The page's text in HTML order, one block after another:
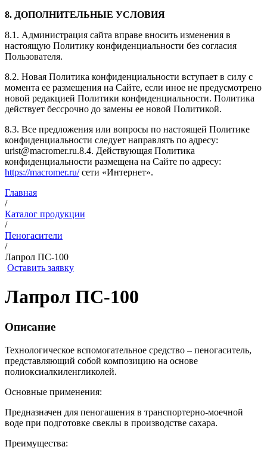
8. ДОПОЛНИТЕЛЬНЫЕ УСЛОВИЯ
8.1. Администрация сайта вправе вносить изменения в
настоящую Политику конфиденциальности без согласия
Пользователя.
8.2. Новая Политика конфиденциальности вступает в силу с
момента ее размещения на Сайте, если иное не предусмотрено
новой редакцией Политики конфиденциальности. Политика
действует бессрочно до замены ее новой Политикой.
8.3. Все предложения или вопросы по настоящей Политике
конфиденциальности следует направлять по адресу:
urist@macromer.ru.8.4. Действующая Политика
конфиденциальности размещена на Сайте по адресу:
https://macromer.ru/сети «Интернет».
Главная
/
Каталог продукции
/
Пеногасители
/
Лапрол ПС-100
Оставить заявку
Лапрол ПС-100
Описание
Технологическое вспомогательное средство – пеногаситель,
представляющий собой композицию на основе
полиоксиалкиленгликолей.
Основные применения:
Предназначен для пеногашения в транспортерно-моечной
воде при подготовке свеклы в производстве сахара.
Преимущества: